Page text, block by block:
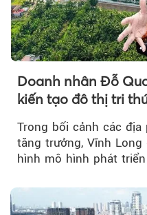
Doanh nhân Đỗ
kiến tạo đô thị tri
Trong bối cảnh các
tăng trưởng, Vĩnh
hình mô hình phát